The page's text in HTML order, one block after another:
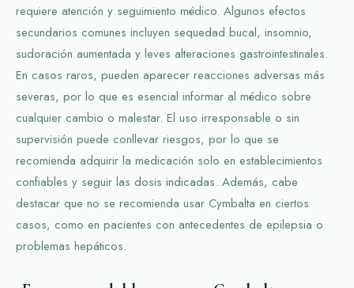
requiere atención y seguimiento médico. Algunos efectos
secundarios comunes incluyen sequedad bucal, insomnio,
sudoración aumentada y leves alteraciones gastrointestinales.
En casos raros, pueden aparecer reacciones adversas más
severas, por lo que es esencial informar al médico sobre
cualquier cambio o malestar. El uso irresponsable o sin
supervisión puede conllevar riesgos, por lo que se
recomienda adquirir la medicación solo en establecimientos
confiables y seguir las dosis indicadas. Además, cabe
destacar que no se recomienda usar Cymbalta en ciertos
casos, como en pacientes con antecedentes de epilepsia o
problemas hepáticos.